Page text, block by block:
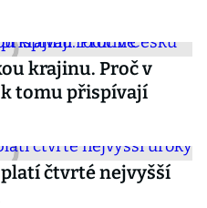
krajinu. Proč v
k tomu přispívají
čtvrté nejvyšší